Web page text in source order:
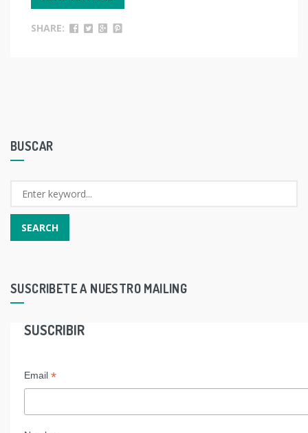
SHARE:
BUSCAR
SUSCRIBETE A NUESTRO MAILING
SUSCRIBIR
Email *